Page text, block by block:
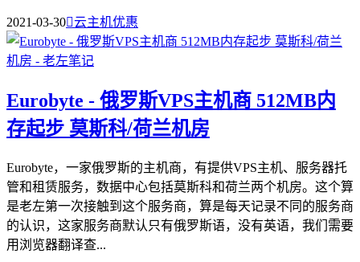
2021-03-30云主机优惠
Eurobyte - 俄罗斯VPS主机商 512MB内
存起步 莫斯科/荷兰机房
Eurobyte，一家俄罗斯的主机商，有提供VPS主机、服务器托
管和租赁服务，数据中心包括莫斯科和荷兰两个机房。这个算
是老左第一次接触到这个服务商，算是每天记录不同的服务商
的认识，这家服务商默认只有俄罗斯语，没有英语，我们需要
用浏览器翻译查...